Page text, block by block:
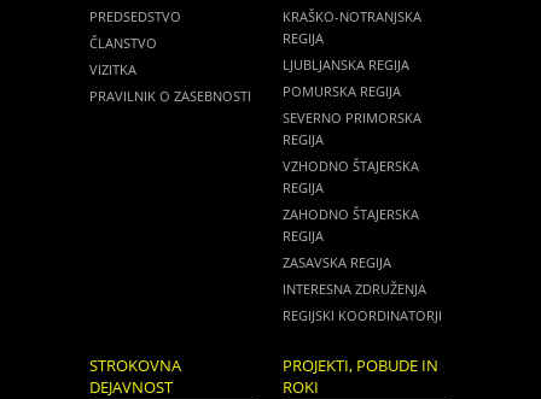
PREDSEDSTVO
ČLANSTVO
VIZITKA
PRAVILNIK O ZASEBNOSTI
KRAŠKO-NOTRANJSKA
REGIJA
LJUBLJANSKA REGIJA
POMURSKA REGIJA
SEVERNO PRIMORSKA
REGIJA
VZHODNO ŠTAJERSKA
REGIJA
ZAHODNO ŠTAJERSKA
REGIJA
ZASAVSKA REGIJA
INTERESNA ZDRUŽENJA
REGIJSKI KOORDINATORJI
STROKOVNA
DEJAVNOST
PROJEKTI, POBUDE IN
ROKI